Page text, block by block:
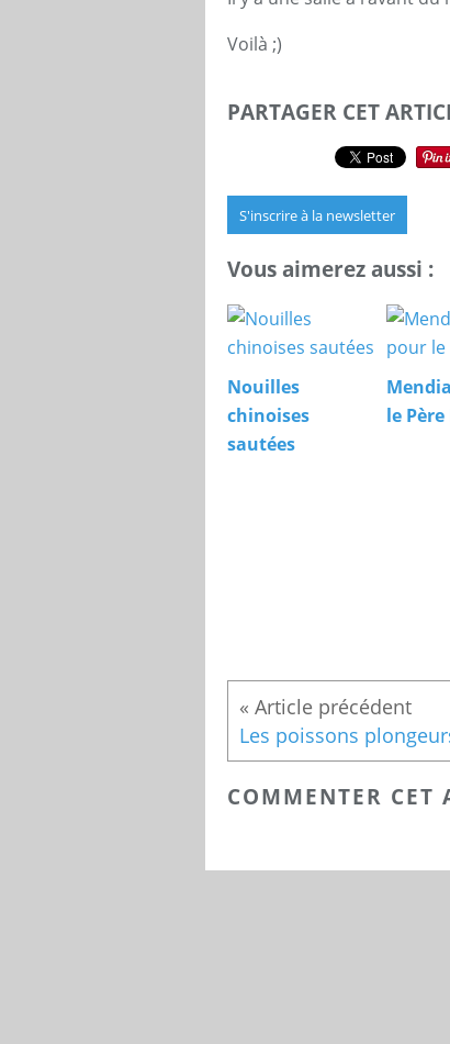
Voilà ;)
PARTAGER CET
S'inscrire à la newsletter
Vous aimerez aussi :
Nouilles
chinoises
sautées
le
COMMENTER CET